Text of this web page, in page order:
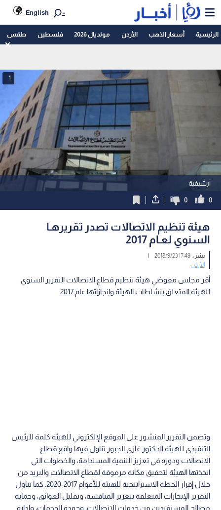
English
الرئيسية أسعار الذهب الأردن مونديال 2026 فلسطين طقس
ارشيفية
1
0
0
هيئة تنظيم الاتصالات تصدر تقريرهـا
السنوي لعـام 2017
نشر :17:49 2018/9/23
|
الأردن
أقر مجلس مفوضي هيئة تنظيم قطاع الاتصالات التقرير السنوي
للهيئة المتعلق بنشاطات الهيئة وإنجازاتها عام 2017.
وتضمن التقرير المنشور على الموقع الإلكتروني للهيئة كلمة للرئيس
التنفيذي للهيئة الدكتور غازي الجبور تناول فيها واقع قطاع
الاتصالات ودوره في تعزيز التنمية المستدامة، والخطوات التي
اتخذتها الهيئة لتحقيق مكانة مرموقة لقطاع الاتصالات والبريد من
خلال إقرار الخطة الاستراتيجية للهيئة للأعوام 2017-2020. كما تناول
التقرير الإنجازات المتعلقة بتعزيز المنافسة، وتقليل العوائق، وحماية
مصالح المستفيدين من خدمات الاتصالات، وجودة الخدمات، وإدارة